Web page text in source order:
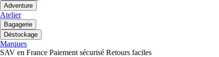
Adventure
Atelier
Bagagerie
Déstockage
Marques
SAV en France Paiement sécurisé Retours faciles